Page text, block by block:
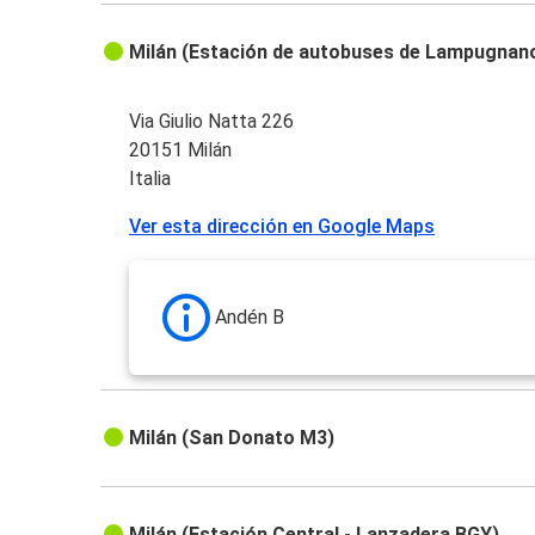
Milán (Estación de autobuses de
Via Giulio Natta 226
20151 Milán
Italia
Ver esta dirección en Google Maps
Andén B
Milán (San Donato M3)